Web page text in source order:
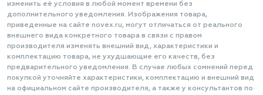
изменить её условия в любой момент времени без
дополнительного уведомления. Изображения товара,
приведенные на сайте novex.ru, могут отличаться от реального
внешнего вида конкретного товара в связи с правом
производителя изменять внешний вид, характеристики и
комплектацию товара, не ухудшающие его качеств, без
предварительного уведомления. В случае любых сомнений перед
покупкой уточняйте характеристики, комплектацию и внешний вид
на официальном сайте производителя, а также у консультантов по